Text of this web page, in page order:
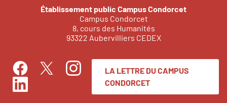
Établissement public Campus Condorcet
Campus Condorcet
8, cours des Humanités
93322 Aubervilliers CEDEX
FacebookTwitterInstagram
LinkedIn
LA LETTRE DU CAMPUS
CONDORCET